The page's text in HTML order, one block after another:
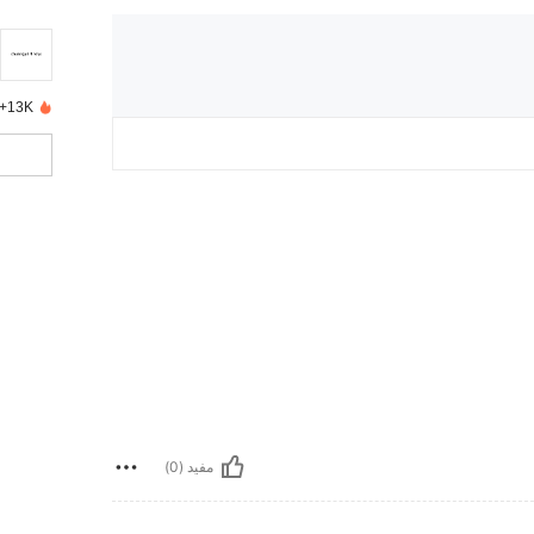
مفيد (0)
13K+ تم بيعها مؤخرًا